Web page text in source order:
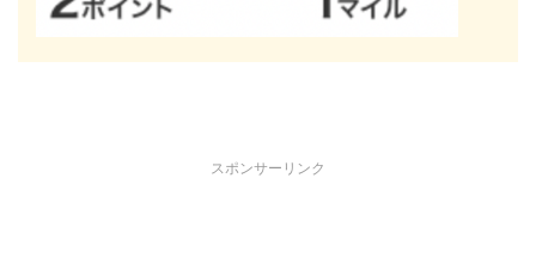
スポンサーリンク